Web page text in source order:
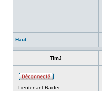
Haut
TimJ
Lieutenant Raider